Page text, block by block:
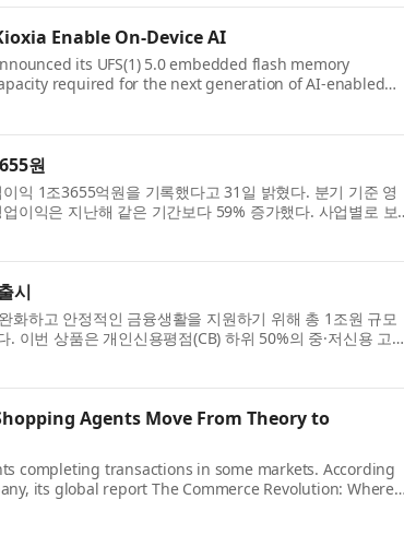
Enable On-Device AI
its UFS(1) 5.0 embedded flash memory
required for the next generation of AI-enabled
원
익 1조3655억원을 기록했다고 31일 밝혔다. 분기 기준 영
이익은 지난해 같은 기간보다 59% 증가했다. 사업별로 보
시
화하고 안정적인 금융생활을 지원하기 위해 총 1조원 규모
이번 상품은 개인신용평점(CB) 하위 50%의 중·저신용 고객
Agents Move From Theory to
completing transactions in some markets. According
its global report The Commerce Revolution: Where